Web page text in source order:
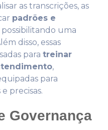
as transcrições, as
padrões e
possibilitando uma
disso, essas
para treinar
,
para
precisas.
Governança